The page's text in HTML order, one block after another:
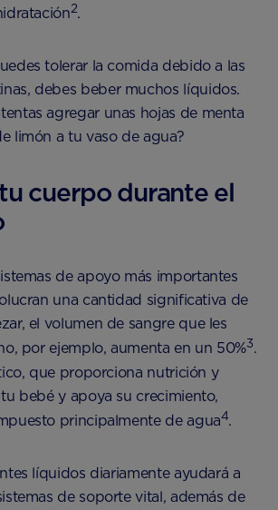
2.
tolerar la comida debido a las
debes beber muchos líquidos.
agregar unas hojas de menta
limón a tu vaso de agua?
cuerpo durante el
de apoyo más importantes
una cantidad significativa de
el volumen de sangre que les
por ejemplo, aumenta en un 50%3.
que proporciona nutrición y
bebé y apoya su crecimiento,
principalmente de agua4.
líquidos diariamente ayudará a
de soporte vital, además de